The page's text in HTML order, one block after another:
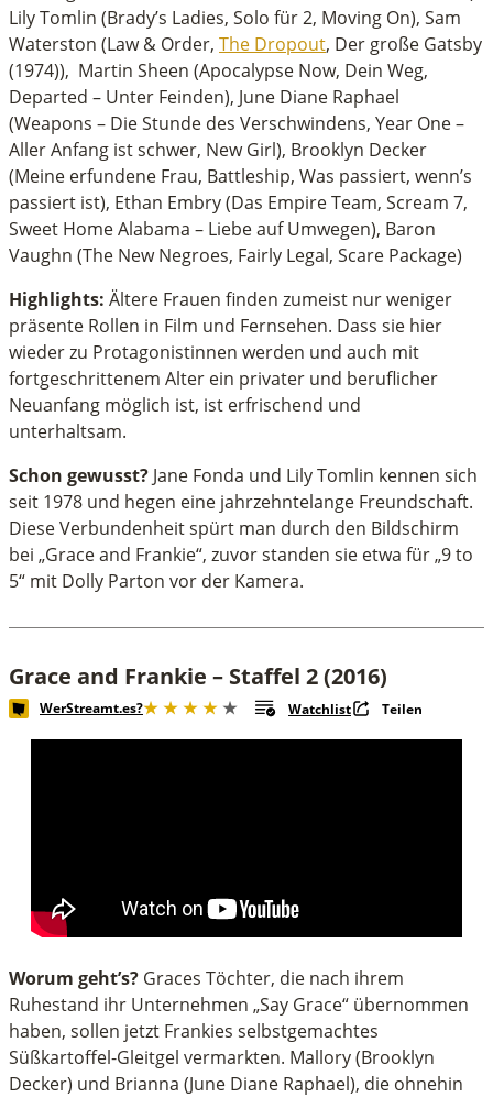
Lily Tomlin (Brady’s Ladies, Solo für 2, Moving On), Sam
Waterston (Law & Order, The Dropout, Der große Gatsby
(1974)), Martin Sheen (Apocalypse Now, Dein Weg,
Departed – Unter Feinden), June Diane Raphael
(Weapons – Die Stunde des Verschwindens, Year One –
Aller Anfang ist schwer, New Girl), Brooklyn Decker
(Meine erfundene Frau, Battleship, Was passiert, wenn’s
passiert ist), Ethan Embry (Das Empire Team, Scream 7,
Sweet Home Alabama – Liebe auf Umwegen), Baron
Vaughn (The New Negroes, Fairly Legal, Scare Package)
Highlights: Ältere Frauen finden zumeist nur weniger
präsente Rollen in Film und Fernsehen. Dass sie hier
wieder zu Protagonistinnen werden und auch mit
fortgeschrittenem Alter ein privater und beruflicher
Neuanfang möglich ist, ist erfrischend und
unterhaltsam.
Schon gewusst? Jane Fonda und Lily Tomlin kennen sich
seit 1978 und hegen eine jahrzehntelange Freundschaft.
Diese Verbundenheit spürt man durch den Bildschirm
bei „Grace and Frankie“, zuvor standen sie etwa für „9 to
5“ mit Dolly Parton vor der Kamera.
Grace and Frankie – Staffel 2 (2016)
WerStreamt.es? Watchlist Teilen
Worum geht’s? Graces Töchter, die nach ihrem
Ruhestand ihr Unternehmen „Say Grace“ übernommen
haben, sollen jetzt Frankies selbstgemachtes
Süßkartoffel-Gleitgel vermarkten. Mallory (Brooklyn
Decker) und Brianna (June Diane Raphael), die ohnehin